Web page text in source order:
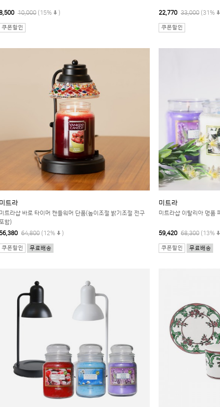
10,000 (15% ) 22,770 33,000 (31%
트라
트라샵 바로 타이머 캔들워머 단품(높이조절 밝기조절 전구
함)
64,800 (12% )
미트라
미트라샵 이탈리아 명품
59,420 68,300 (13%